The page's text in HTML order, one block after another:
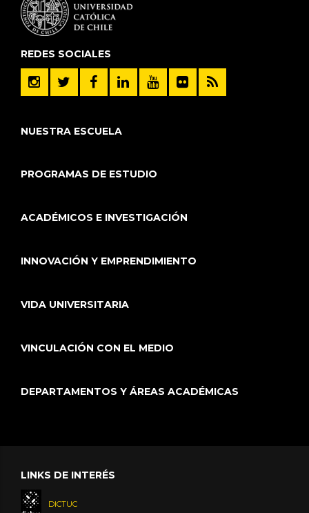
REDES SOCIALES
NUESTRA ESCUELA
PROGRAMAS DE ESTUDIO
ACADÉMICOS E INVESTIGACIÓN
INNOVACIÓN Y EMPRENDIMIENTO
VIDA UNIVERSITARIA
VINCULACIÓN CON EL MEDIO
DEPARTAMENTOS Y ÁREAS ACADÉMICAS
LINKS DE INTERÉS
DICTUC